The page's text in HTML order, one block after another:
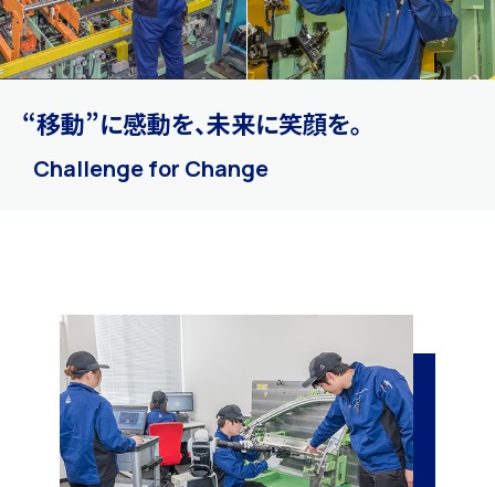
“移動”に感動を、未来に笑顔を。
Challenge for Change